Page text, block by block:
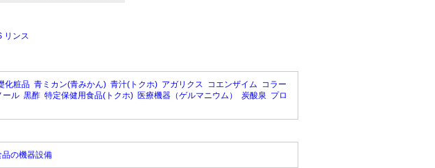
リンス
化粧品 青ミカン(青みかん) 青汁(トクホ) アガリクス コエンザイム コラー
ール 黒酢 特定保健用食品(トクホ) 医療機器（ゲルマニウム） 炭酸泉 プロ
品の機器設備